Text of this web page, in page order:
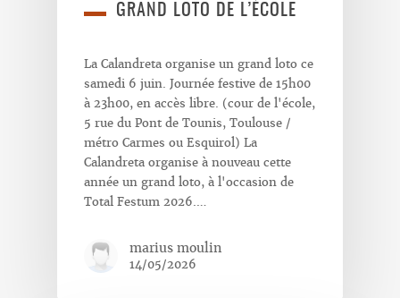
GRAND LOTO DE L’ÉCOLE
La Calandreta organise un grand loto ce
samedi 6 juin. Journée festive de 15h00
à 23h00, en accès libre. (cour de l'école,
5 rue du Pont de Tounis, Toulouse /
métro Carmes ou Esquirol) La
Calandreta organise à nouveau cette
année un grand loto, à l'occasion de
Total Festum 2026.…
marius moulin
14/05/2026